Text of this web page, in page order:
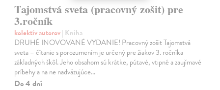
Tajomstvá sveta (pracovný zošit) pre
3.ročník
kolektív autorov| Kniha
DRUHÉ INOVOVANÉ VYDANIE! Pracovný zošit Tajomstvá
sveta – čítanie s porozumením je určený pre žiakov 3. ročníka
základných škôl. Jeho obsahom sú krátke, pútavé, vtipné a zaujímavé
príbehy a na ne nadväzujúce…
Do 4 dní